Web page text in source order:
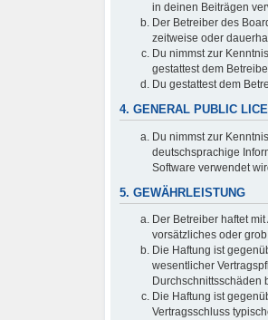
in deinen Beiträgen
Der Betreiber des
zeitweise oder
Du nimmst zur
gestattest dem
Du gestattest dem
4. GENERAL PUBLIC
Du nimmst zur
deutschsprachige
Software verwendet
5. GEWÄHRLEISTUNG
Der Betreiber haftet
vorsätzliches oder
Die Haftung ist
wesentlicher
Durchschnittsschäden
Die Haftung ist
Vertragsschluss